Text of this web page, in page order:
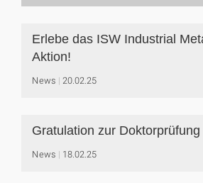
Erlebe das ISW Industrial
Aktion!
News 20.02.25
Gratulation zur Doktorprüfung
News 18.02.25